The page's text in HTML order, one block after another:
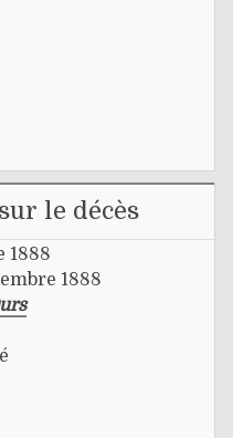
le décès
1888
1888